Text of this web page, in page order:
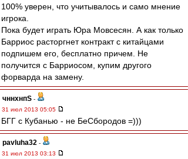
100% уверен, что учитывалось и само мнение
игрока.
Пока будет играть Юра Мовсесян. А как только
Барриос расторгнет контракт с китайцами
подпишем его, бесплатно причем. Не
получится с Барриосом, купим другого
форварда на замену.
чннхнпS -
31 июл 2013 05:05
БГГ с Кубанью - не БеСбородов =)))
pavluha32 -
31 июл 2013 03:13